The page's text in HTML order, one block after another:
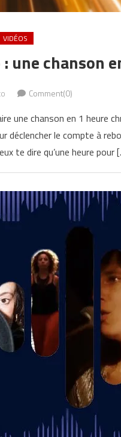
VIDÉOS
une chanson
Comment(0)
une chanson en 1 heure
déclencher le compte à
te dire qu’une heure pour